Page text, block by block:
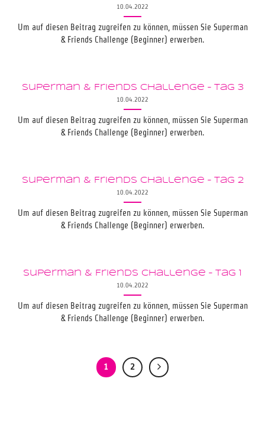
10.04.2022
Um auf diesen Beitrag zugreifen zu können, müssen Sie Superman
& Friends Challenge (Beginner) erwerben.
Superman & Friends Challenge – Tag 3
10.04.2022
Um auf diesen Beitrag zugreifen zu können, müssen Sie Superman
& Friends Challenge (Beginner) erwerben.
Superman & Friends Challenge – Tag 2
10.04.2022
Um auf diesen Beitrag zugreifen zu können, müssen Sie Superman
& Friends Challenge (Beginner) erwerben.
Superman & Friends Challenge – Tag 1
10.04.2022
Um auf diesen Beitrag zugreifen zu können, müssen Sie Superman
& Friends Challenge (Beginner) erwerben.
1 2